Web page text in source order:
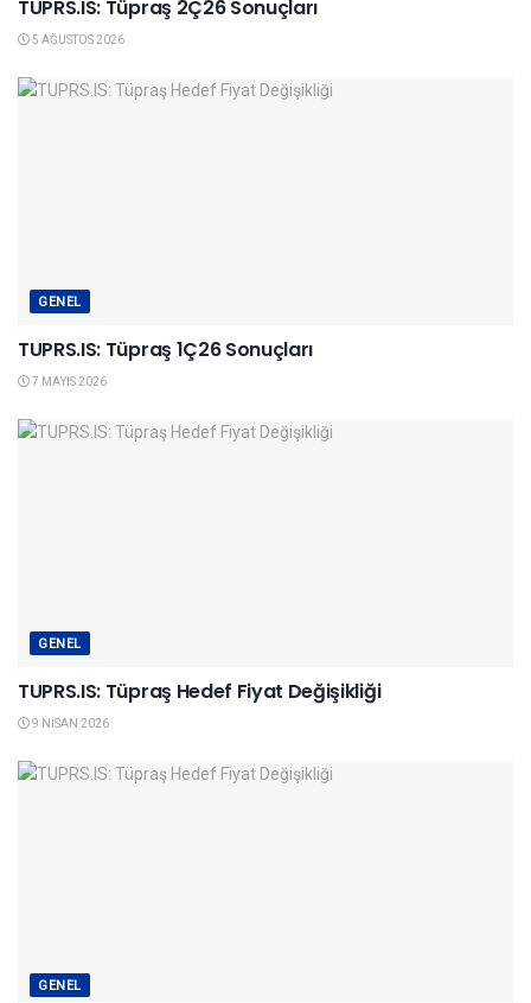
TUPRS.IS: Tüpraş 2Ç26 Sonuçları
5 AĞUSTOS 2026
GENEL
TUPRS.IS: Tüpraş 1Ç26 Sonuçları
7 MAYIS 2026
GENEL
TUPRS.IS: Tüpraş Hedef Fiyat Değişikliği
9 NISAN 2026
GENEL